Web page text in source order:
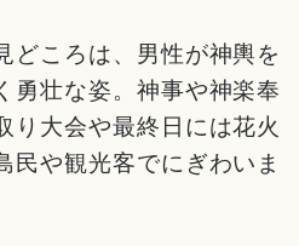
どころは、男性が神輿を
勇壮な姿。神事や神楽奉
り大会や最終日には花火
民や観光客でにぎわいま